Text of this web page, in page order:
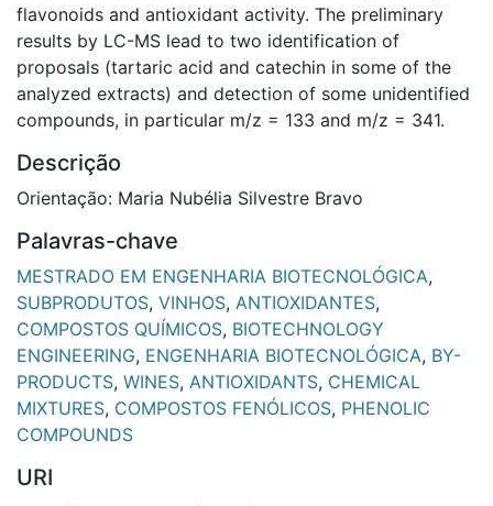
flavonoids and antioxidant activity. The preliminary
results by LC-MS lead to two identification of
proposals (tartaric acid and catechin in some of the
analyzed extracts) and detection of some unidentified
compounds, in particular m/z = 133 and m/z = 341.
Descrição
Orientação: Maria Nubélia Silvestre Bravo
Palavras-chave
MESTRADO EM ENGENHARIA BIOTECNOLÓGICA,
SUBPRODUTOS, VINHOS, ANTIOXIDANTES,
COMPOSTOS QUÍMICOS, BIOTECHNOLOGY
ENGINEERING, ENGENHARIA BIOTECNOLÓGICA, BY-
PRODUCTS, WINES, ANTIOXIDANTS, CHEMICAL
MIXTURES, COMPOSTOS FENÓLICOS, PHENOLIC
COMPOUNDS
URI